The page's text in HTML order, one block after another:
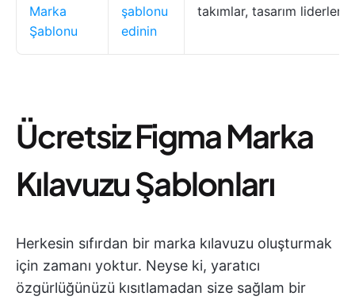
Marka
Şablonu
şablonu
edinin
takımlar, tasarım liderleri
Ücretsiz Figma Marka
Kılavuzu Şablonları
Herkesin sıfırdan bir marka kılavuzu oluşturmak
için zamanı yoktur. Neyse ki, yaratıcı
özgürlüğünüzü kısıtlamadan size sağlam bir